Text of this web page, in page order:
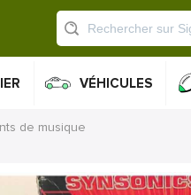
VÉHICULES
de musique